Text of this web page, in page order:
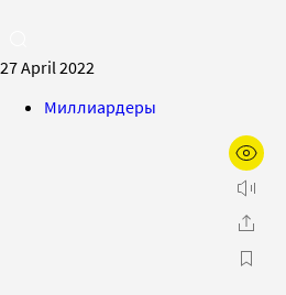
27 April 2022
Миллиардеры